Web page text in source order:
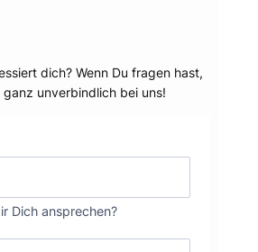
dich? Wenn Du fragen hast,
unverbindlich bei uns!
Dich ansprechen?